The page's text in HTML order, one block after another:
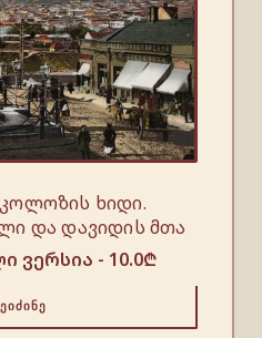
ხიდი.
და დავიდის მთა
ვერსია - 10.0₾